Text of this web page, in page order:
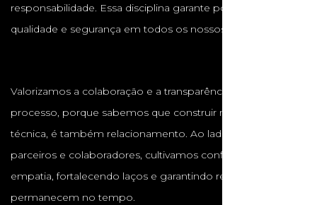
responsabilidade. Essa disciplina garante pontualidade,
qualidade e segurança em todos os nossos projetos.
Valorizamos a colaboração e a transparência em cada
processo, porque sabemos que construir não é apenas
técnica, é também relacionamento. Ao lado de clientes,
parceiros e colaboradores, cultivamos confiança, respeito e
empatia, fortalecendo laços e garantindo resultados que
permanecem no tempo.